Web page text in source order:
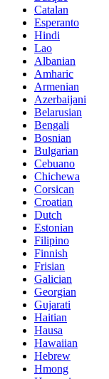
Catalan
Esperanto
Hindi
Lao
Albanian
Amharic
Armenian
Azerbaijani
Belarusian
Bengali
Bosnian
Bulgarian
Cebuano
Chichewa
Corsican
Croatian
Dutch
Estonian
Filipino
Finnish
Frisian
Galician
Georgian
Gujarati
Haitian
Hausa
Hawaiian
Hebrew
Hmong